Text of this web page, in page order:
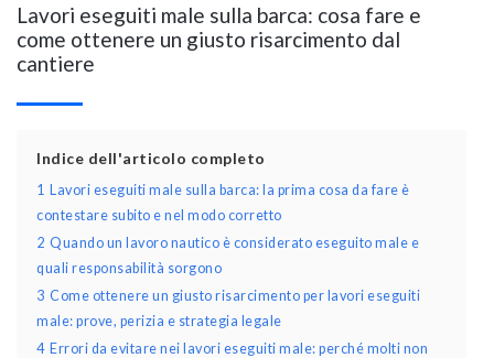
Lavori eseguiti male sulla barca: cosa fare e
come ottenere un giusto risarcimento dal
cantiere
Indice dell'articolo completo
1
Lavori eseguiti male sulla barca: la prima cosa da fare è
contestare subito e nel modo corretto
2 Quando un lavoro nautico è considerato eseguito male e
quali responsabilità sorgono
3 Come ottenere un giusto risarcimento per lavori eseguiti
male: prove, perizia e strategia legale
4 Errori da evitare nei lavori eseguiti male: perché molti non